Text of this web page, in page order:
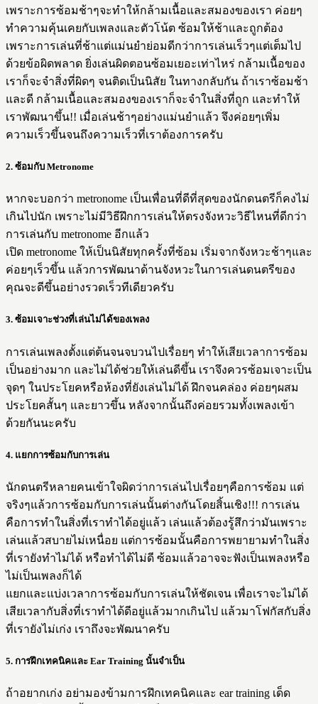
เพราะการซ้อมช้าๆจะทำให้กล้ามเนื้อและสมองของเรา ค่อยๆ
ทำความคุ้นเคยกับเพลงและตัวโน้ต ซ้อมให้ช้าและถูกต้อง
เพราะการเล่นที่ช้าแต่แม่นยำย่อมดีกว่าการเล่นเร็วๆแต่เต็มไป
ด้วยข้อผิดพลาด ยิ่งเล่นผิดตอนซ้อมเยอะเท่าไหร่ กล้ามเนื้อของ
เราก็จะจำสิ่งที่ผิดๆ จนติดเป็นนิสัย ในทางกลับกัน ถ้าเราซ้อมช้า
และดี กล้ามเนื้อและสมองของเราก็จะจำในสิ่งที่ถูก และทำให้
เราพัฒนาขึ้น!! เมื่อเล่นช้าๆอย่างแม่นยำแล้ว จึงค่อยๆเพิ่ม
ความเร็วขึ้นจนถึงความเร็วที่เราต้องการครับ
2. ซ้อมกับ Metronome
หากจะบอกว่า metronome เป็นเพื่อนที่ดีที่สุดของนักดนตรีก็คงไม่
เกินไปนัก เพราะไม่มีวิธีฝึกการเล่นให้ตรงจังหวะวิธีไหนที่ดีกว่า
การเล่นกับ metronome อีกแล้ว
เปิด metronome ให้เป็นนิสัยทุกครั้งที่ซ้อม เริ่มจากจังหวะช้าๆและ
ค่อยๆเร็วขึ้น แล้วการพัฒนาด้านจังหวะในการเล่นดนตรีของ
คุณจะดีขึ้นอย่างรวดเร็วทีเดียวครับ
3. ซ้อมเจาะช่วงที่เล่นไม่ได้ของเพลง
การเล่นเพลงตั้งแต่ต้นจนจบวนไปเรื่อยๆ ทำให้เสียเวลาการซ้อม
เป็นอย่างมาก และไม่ได้ช่วยให้เล่นดีขึ้น เราจึงควรซ้อมเจาะเป็น
จุดๆ ในประโยคหรือห้องที่ยังเล่นไม่ได้ ฝึกจนคล่อง ค่อยๆผสม
ประโยคสั้นๆ และยาวขึ้น หลังจากนั้นถึงค่อยรวมทั้งเพลงเข้า
ด้วยกันนะครับ
4. แยกการซ้อมกับการเล่น
นักดนตรีหลายคนเข้าใจผิดว่าการเล่นไปเรื่อยๆคือการซ้อม แต่
จริงๆแล้วการซ้อมกับการเล่นนั้นต่างกันโดยสิ้นเชิง!!! การเล่น
คือการทำในสิ่งที่เราทำได้อยู่แล้ว เล่นแล้วต้องรู้สึกว่ามันเพราะ
เล่นแล้วสบายไม่เหนื่อย แต่การซ้อมนั้นคือการพยายามทำในสิ่ง
ที่เรายังทำไม่ได้ หรือทำได้ไม่ดี ซ้อมแล้วอาจจะฟังเป็นเพลงหรือ
ไม่เป็นเพลงก็ได้
แยกและแบ่งเวลาการซ้อมกับการเล่นให้ชัดเจน เพื่อเราจะไม่ได้
เสียเวลากับสิ่งที่เราทำได้ดีอยู่แล้วมากเกินไป แล้วมาโฟกัสกับสิ่ง
ที่เรายังไม่เก่ง เราถึงจะพัฒนาครับ
5. การฝึกเทคนิคและ Ear Training นั้นจำเป็น
ถ้าอยากเก่ง อย่ามองข้ามการฝึกเทคนิคและ ear training เด็ด